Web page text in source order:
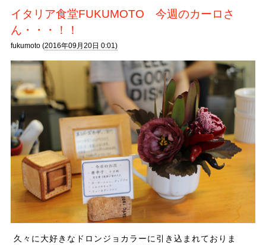
イタリア食堂FUKUMOTO 今週のカーロさ
ん・・・！！
fukumoto (2016年09月20日 0:01)
久々に大好きなドロンジョカラーに引き込まれておりま